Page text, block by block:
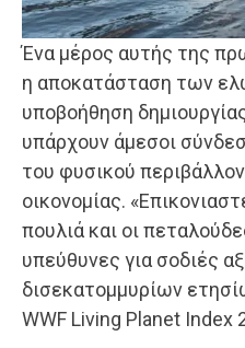
Ένα μέρος αυτής της
η αποκατάσταση των
υποβοήθηση
υπάρχουν άμεσοι
του φυσικού
οικονομίας.
πουλιά και οι
υπεύθυνες για σοδιές
δισεκατομμυρίων
WWF Living Planet Index